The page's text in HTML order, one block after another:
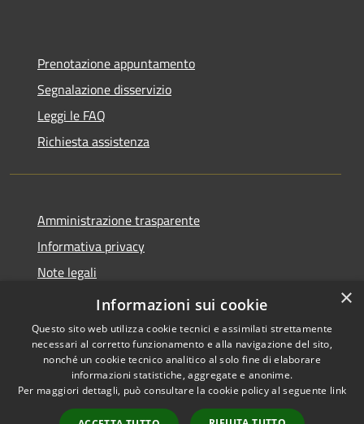
Prenotazione appuntamento
Segnalazione disservizio
Leggi le FAQ
Richiesta assistenza
Amministrazione trasparente
Informativa privacy
Note legali
Dichiarazione di accessibilità
Accessibilità
Copyright © 2026 • Comune di
Ploaghe • Powered by
Municipium• Accesso
×
Informazioni sui cookie
Questo sito web utilizza cookie tecnici e assimilati strettamente
necessari al corretto funzionamento e alla navigazione del sito,
nonché un cookie tecnico analitico al solo fine di elaborare
informazioni statistiche, aggregate e anonime.
Per maggiori dettagli, può consultare la cookie policy al seguente link